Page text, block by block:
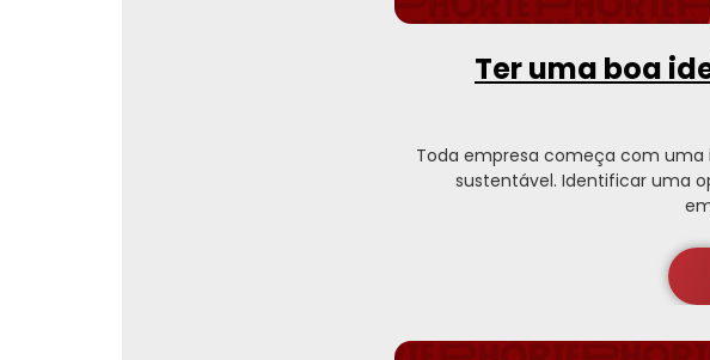
Ter uma boa
Toda empresa começa com
sustentável. Identificar uma